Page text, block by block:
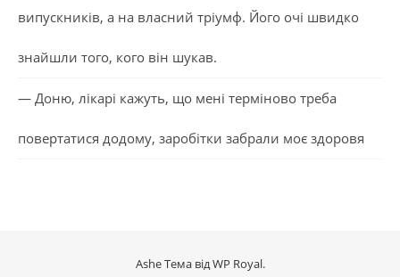
випускників, а на власний тріумф. Його очі швидко
знайшли того, кого він шукав.
— Доню, лікарі кажуть, що мені терміново треба
повертатися додому, заробітки забрали моє здоровя
Ashe Тема відWP Royal.